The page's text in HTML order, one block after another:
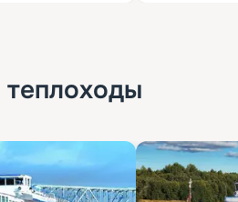
теплоходы